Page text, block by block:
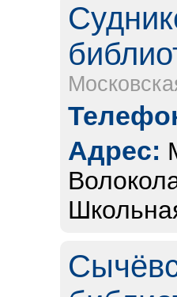
Адрес: